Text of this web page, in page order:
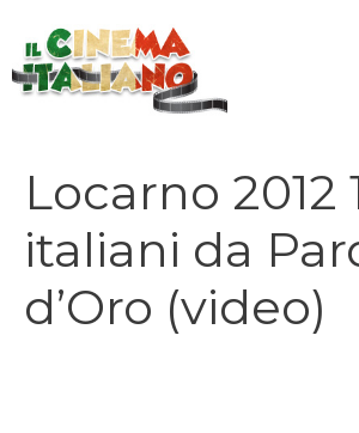
contenuto
Locarno 2012
italiani da
d’Oro (video)